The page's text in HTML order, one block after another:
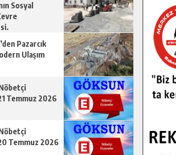
Sosyal
Pazarcık
Ulaşım
Temmuz 2026
Temmuz 2026